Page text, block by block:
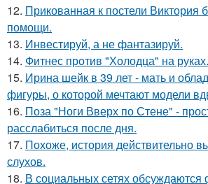
12. Прикованная к постели Виктория
помощи.
13. Инвестируй, а не фантазируй.
14. Фитнес против "Холодца" на руках.
15. Ирина шейк в 39 лет - мать и
фигуры, о которой мечтают модели
16. Поза "Ноги Вверх по Стене" -
расслабиться после дня.
17. Похоже, история действительно
слухов.
18. В социальных сетях обсуждаются